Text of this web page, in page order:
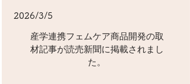
2026/3/5
​産学連携フェムケア商品開発の取
材記事が読売新聞に掲載されまし
た。